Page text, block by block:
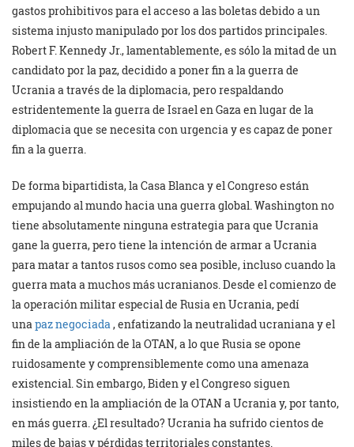
gastos prohibitivos para el acceso a las boletas debido a un
sistema injusto manipulado por los dos partidos principales.
Robert F. Kennedy Jr., lamentablemente, es sólo la mitad de un
candidato por la paz, decidido a poner fin a la guerra de
Ucrania a través de la diplomacia, pero respaldando
estridentemente la guerra de Israel en Gaza en lugar de la
diplomacia que se necesita con urgencia y es capaz de poner
fin a la guerra.
De forma bipartidista, la Casa Blanca y el Congreso están
empujando al mundo hacia una guerra global. Washington no
tiene absolutamente ninguna estrategia para que Ucrania
gane la guerra, pero tiene la intención de armar a Ucrania
para matar a tantos rusos como sea posible, incluso cuando la
guerra mata a muchos más ucranianos. Desde el comienzo de
la operación militar especial de Rusia en Ucrania, pedí
unapaz negociada, enfatizando la neutralidad ucraniana y el
fin de la ampliación de la OTAN, a lo que Rusia se opone
ruidosamente y comprensiblemente como una amenaza
existencial. Sin embargo, Biden y el Congreso siguen
insistiendo en la ampliación de la OTAN a Ucrania y, por tanto,
en más guerra. ¿El resultado? Ucrania ha sufrido cientos de
miles de bajas y pérdidas territoriales constantes.